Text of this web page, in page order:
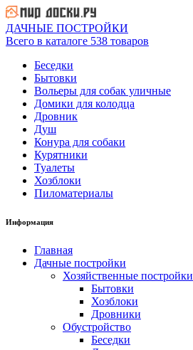
ДАЧНЫЕ ПОСТРОЙКИ
Всего в каталоге 538 товаров
Беседки
Бытовки
Вольеры для собак уличные
Домики для колодца
Дровник
Душ
Конура для собаки
Курятники
Туалеты
Хозблоки
Пиломатериалы
Информация
Главная
Дачные постройки
Хозяйственные постройки
Бытовки
Хозблоки
Дровники
Обустройство
Беседки